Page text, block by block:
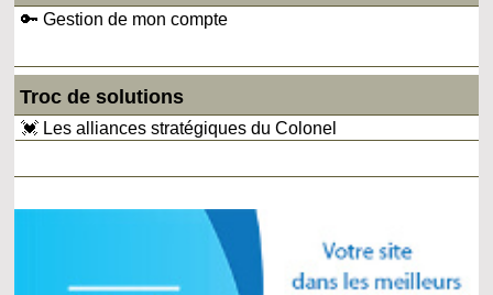
🔑 Gestion de mon compte
Troc de solutions
💓 Les alliances stratégiques du Colonel